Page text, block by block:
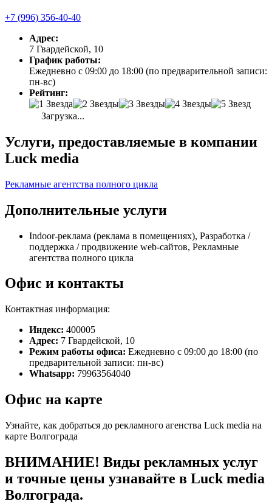
+7 (996) 356-40-40
Адрес:
7 Гвардейской, 10
График работы:
Ежедневно с 09:00 до 18:00 (по предварительной записи:
пн-вс)
Рейтинг:
Загрузка...
Услуги, предоставляемые в компании
Luck media
Рекламные агентства полного цикла
Дополнительные услуги
Indoor-реклама (реклама в помещениях), Разработка /
поддержка / продвижение web-сайтов, Рекламные
агентства полного цикла
Офис и контакты
Контактная информация:
Индекс: 400005
Адрес: 7 Гвардейской, 10
Режим работы офиса: Ежедневно с 09:00 до 18:00 (по
предварительной записи: пн-вс)
Whatsapp: 79963564040
Офис на карте
Узнайте, как добраться до рекламного агенства Luck media на
карте Волгограда
ВНИМАНИЕ! Виды рекламных услуг
и точные цены узнавайте в Luck media
Волгограда.